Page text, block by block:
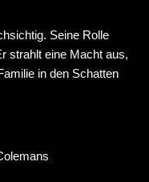
Seine Rolle
strahlt eine Macht aus,
in den Schatten